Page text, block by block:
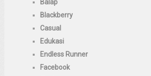
Balap
Blackberry
Casual
Edukasi
Endless Runner
Facebook